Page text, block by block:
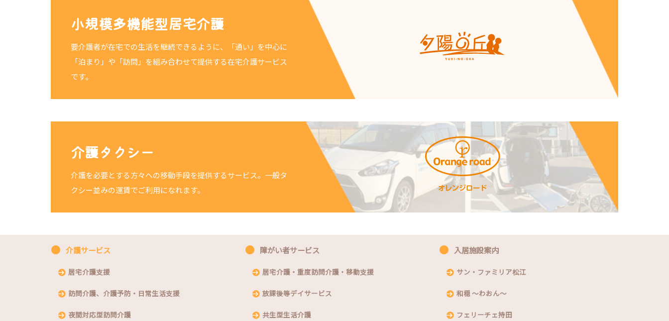
小規模多機能型居宅介護
要介護者が在宅での生活を継続できるように、「通い」を中心に
「泊まり」や「訪問」を組み合わせて提供する在宅介護サービス
です。
介護タクシー
介護を必要とする方々への移動手段を提供するサービス。一般タ
クシー並みの運賃でご利用になれます。
介護サービス
居宅介護支援
訪問介護、介護予防・日常生活支援
夜間対応型訪問介護
障がい者サービス
居宅介護・重度訪問介護・移動支援
放課後等デイサービス
共生型生活介護
入居施設案内
サン・ファミリア松江
和穏 〜わおん〜
フェリーチェ持田